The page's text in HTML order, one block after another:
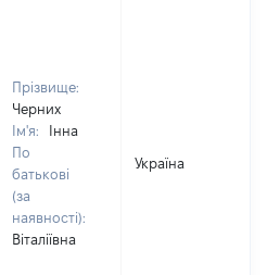
Прізвище:
Черних
Ім'я:
Інна
По
батькові
(за
наявності):
Віталіївна
Україна